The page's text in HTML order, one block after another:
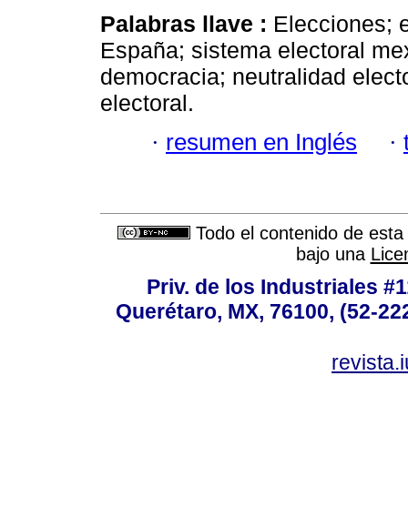
Palabras llave : Elecciones;
España; sistema electoral
democracia; neutralidad
electoral.
· resumen en Inglés ·
Todo el contenido de
bajo una
Priv. de los Industriales
Querétaro, MX, 76100, (52-